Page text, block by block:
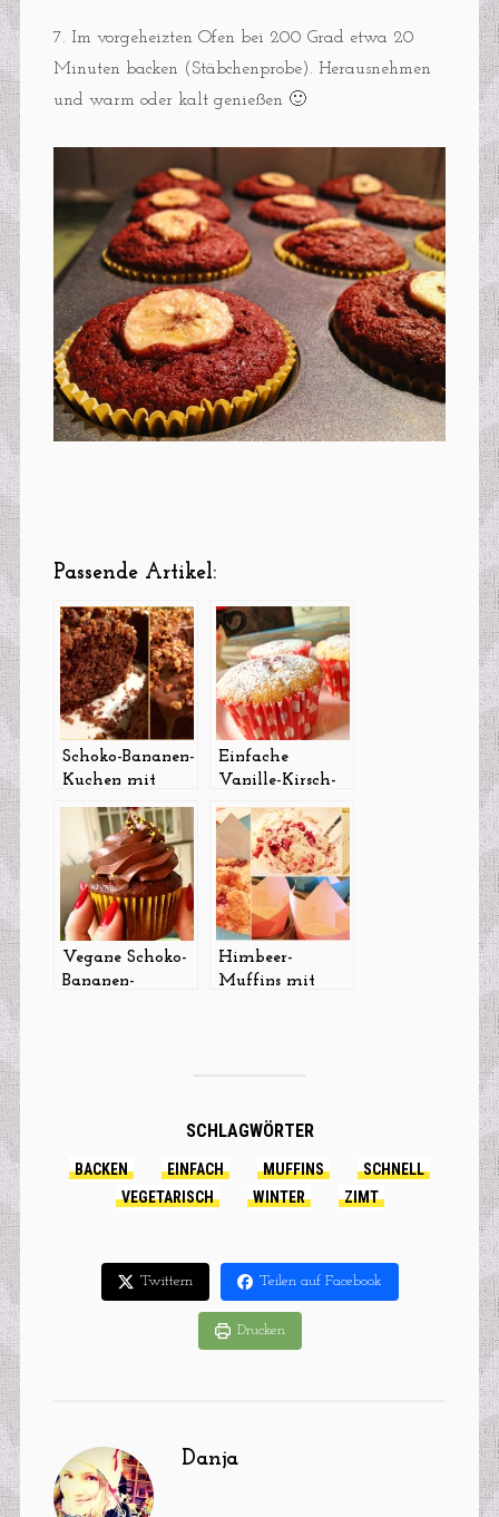
7. Im vorgeheizten Ofen bei 200 Grad etwa 20
Minuten backen (Stäbchenprobe). Herausnehmen
und warm oder kalt genießen 🙂
Passende Artikel:
Schoko-Bananen-
Kuchen mit
Nuss-Crunch
Einfache
Vanille-Kirsch-
Muffins
Vegane Schoko-
Bananen-
Himbeer-
Muffins mit
SCHLAGWÖRTER
BACKEN EINFACH MUFFINS
SCHNELL
VEGETARISCH
WINTER ZIMT
Twittern Teilen auf Facebook
Drucken
Danja